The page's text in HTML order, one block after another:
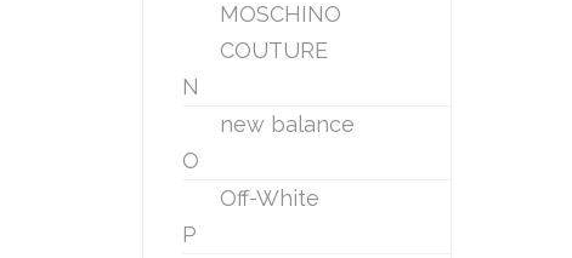
MOSCHINO
COUTURE
N
new balance
O
Off-White
P